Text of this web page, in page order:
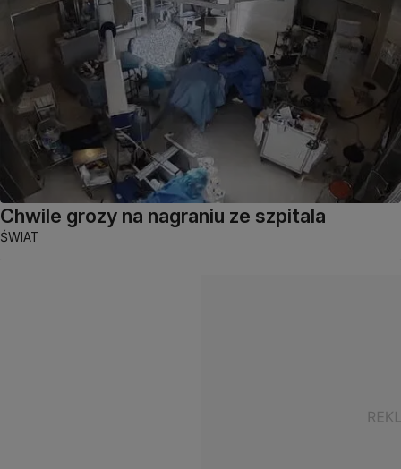
Chwile grozy na nagraniu ze szpitala
ŚWIAT